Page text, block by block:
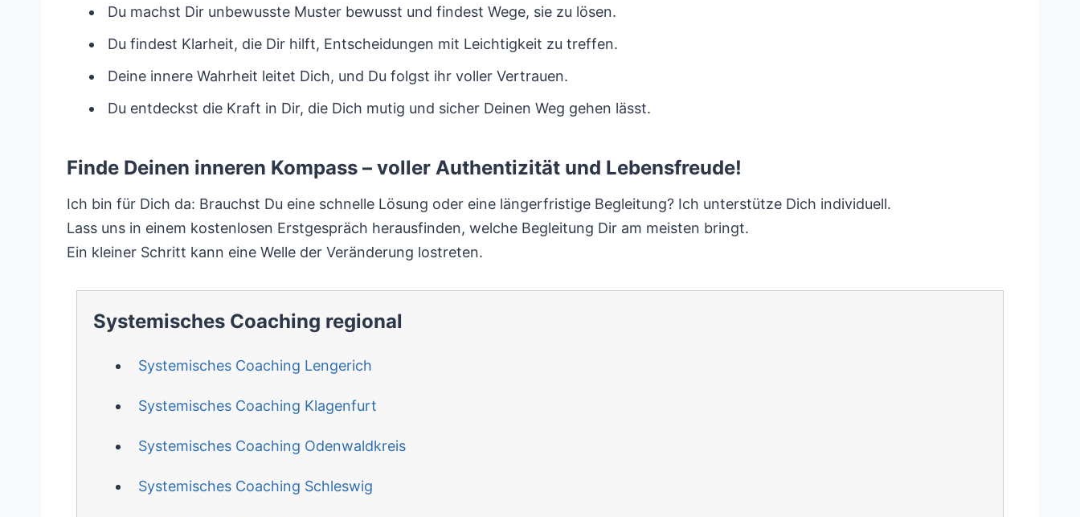
Du machst Dir unbewusste Muster bewusst und findest Wege, sie zu lösen.
Du findest Klarheit, die Dir hilft, Entscheidungen mit Leichtigkeit zu treffen.
Deine innere Wahrheit leitet Dich, und Du folgst ihr voller Vertrauen.
Du entdeckst die Kraft in Dir, die Dich mutig und sicher Deinen Weg gehen lässt.
Finde Deinen inneren Kompass – voller Authentizität und Lebensfreude!
Ich bin für Dich da: Brauchst Du eine schnelle Lösung oder eine längerfristige Begleitung? Ich unterstütze Dich individuell.
Lass uns in einem kostenlosen Erstgespräch herausfinden, welche Begleitung Dir am meisten bringt.
Ein kleiner Schritt kann eine Welle der Veränderung lostreten.
Systemisches Coaching regional
Systemisches Coaching Lengerich
Systemisches Coaching Klagenfurt
Systemisches Coaching Odenwaldkreis
Systemisches Coaching Schleswig